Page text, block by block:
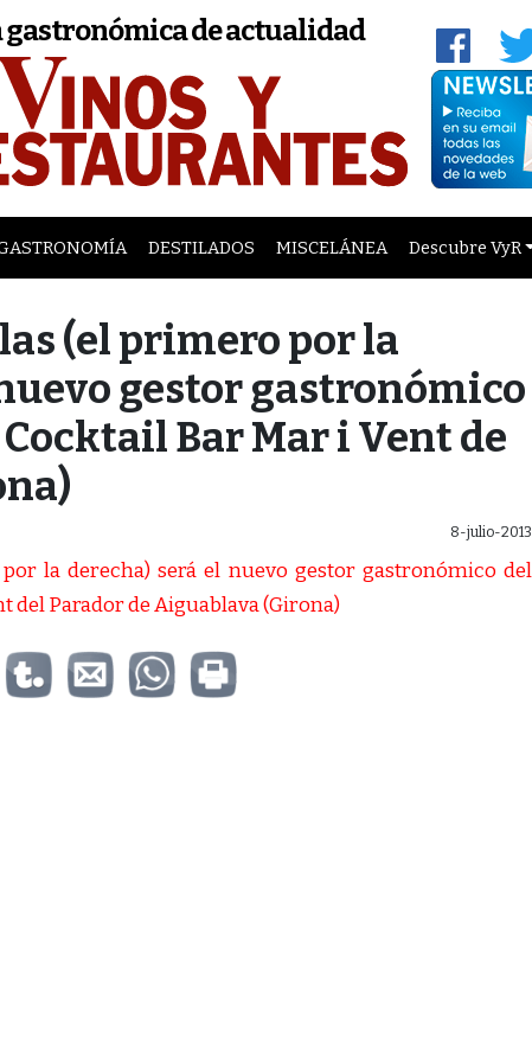
gastronómica de actualidad
DESTILADOS MISCELÁNEA Descubre VyR
(el primero por la
gestor gastronómico
Bar Mar i Vent de
8-julio-2013